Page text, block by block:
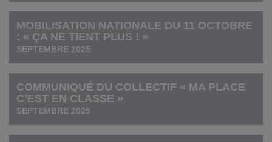
MOBILISATION NATIONALE DU 11 OCTOBRE
: « ÇA NE TIENT PLUS ! »
SEPTEMBRE 2025
COMMUNIQUÉ DU COLLECTIF « MA PLACE
C’EST EN CLASSE »
SEPTEMBRE 2025